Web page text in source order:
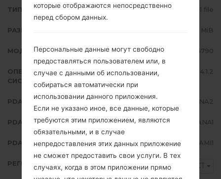
ТИП ПРОШИВКИ 1 file
РАЗМЕР ФАЙЛА 604.36 MiB
МОДЕЛЬ Samsung GT-S6790
ОПЕРАЦИОННАЯ
СИСТЕМА
Android Jelly Bean 4.1.2
PDA/AP ВЕРСИЯ S6790XXANA2
PDA/AP ВЕРСИЯ S6790OJVANA1
PDA/AP ВЕРСИЯ S6790XXAMI1
РЕГИОН ECT
которые отображаются непосредственно
перед сбором данных.
Персональные данные могут свободно
предоставляться пользователем или, в
случае с данными об использовании,
собираться автоматически при
использовании данного приложения.
Если не указано иное, все данные, которые
требуются этим приложением, являются
обязательными, и в случае
непредоставления этих данных приложение
не сможет предоставить свои услуги. В тех
случаях, когда в этом приложении прямо